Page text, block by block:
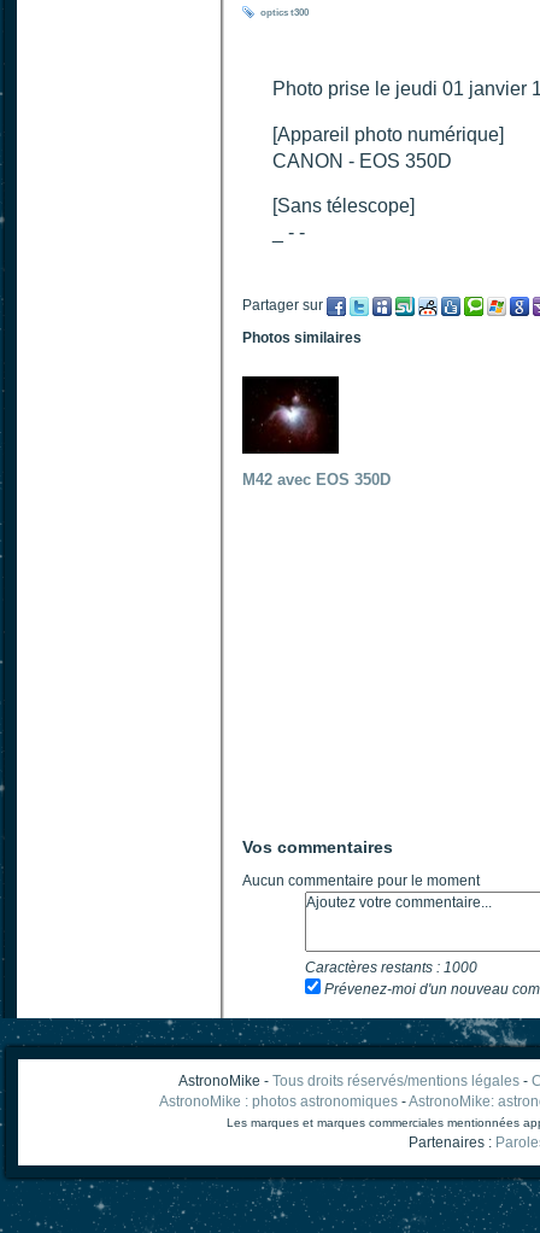
optics t300
Photo prise le jeudi 01 janvier
[Appareil photo numérique]
CANON - EOS 350D
[Sans télescope]
_ - -
Partager sur
Photos similaires
M42 avec EOS 350D
Vos commentaires
Aucun commentaire pour le moment
Caractères restants : 1000
Prévenez-moi d'un nouveau
AstronoMike - Tous droits réservés/mentions légales-
AstronoMike : photos astronomiques -AstronoMike:
Les marques et marques commerciales mentionnées
Partenaires :